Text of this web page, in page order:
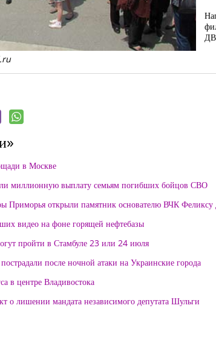
в Москве
миллионную выплату семьям погибших бойцов СВО
Приморья открыли памятник основателю ВЧК
видео на фоне горящей нефтебазы
пройти в Стамбуле 23 или 24 июля
после ночной атаки на Украинские города
в центре Владивостока
о лишении мандата независимого депутата Шульги